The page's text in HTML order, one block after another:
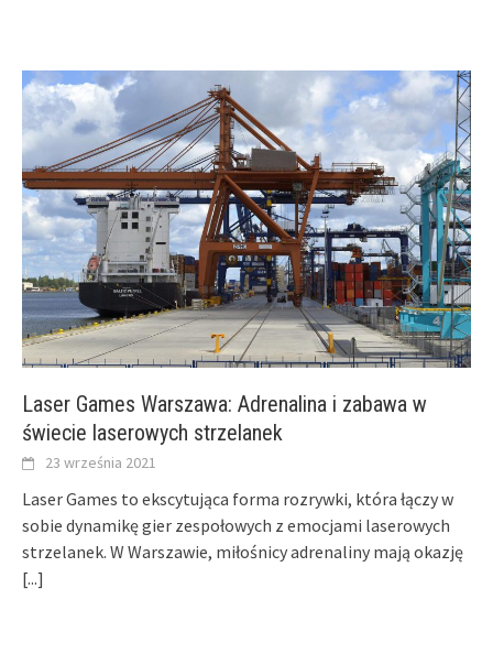
Laser Games Warszawa: Adrenalina i zabawa w
świecie laserowych strzelanek
23 września 2021
Laser Games to ekscytująca forma rozrywki, która łączy w
sobie dynamikę gier zespołowych z emocjami laserowych
strzelanek. W Warszawie, miłośnicy adrenaliny mają okazję
[...]